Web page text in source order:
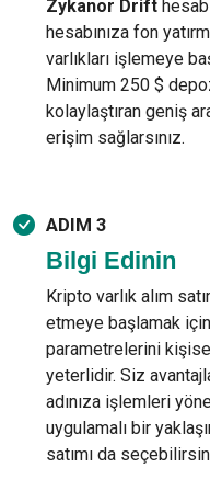
Zykanor Drift
hesabınıza fon
varlıkları işlemeye
Minimum 250 $
kolaylaştıran geniş
erişim sağlarsınız.
ADIM 3
Bilgi Edinin
Kripto varlık alım
etmeye başlamak
parametrelerini
yeterlidir. Siz
adınıza işlemleri
uygulamalı bir
satımı da